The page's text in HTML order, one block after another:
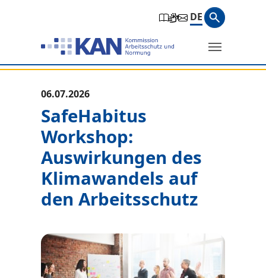
DE
Suche
06.07.2026
SafeHabitus
Workshop:
Auswirkungen des
Klimawandels auf
den Arbeitsschutz